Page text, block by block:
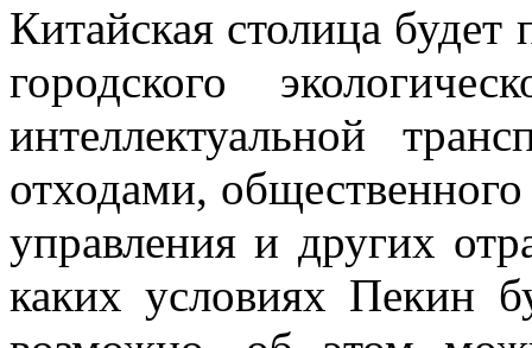
Китайская столица будет
городского
интеллектуальной
отходами,
управления и других
каких условиях Пекин